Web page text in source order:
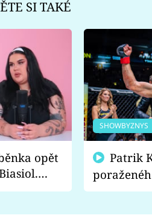
SI TAKÉ
opět
a
SHOWBYZNYS
fanoušci